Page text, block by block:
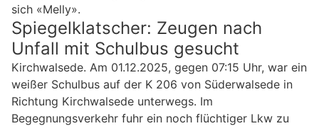
sich «Melly».
Spiegelklatscher: Zeugen nach
Unfall mit Schulbus gesucht
Kirchwalsede. Am 01.12.2025, gegen 07:15 Uhr, war ein
weißer Schulbus auf der K 206 von Süderwalsede in
Richtung Kirchwalsede unterwegs. Im
Begegnungsverkehr fuhr ein noch flüchtiger Lkw zu